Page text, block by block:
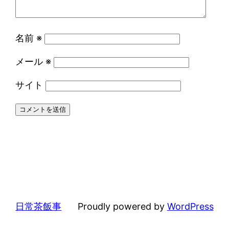
名前 ※
メール ※
サイト
日常茶飯事 Proudly powered by WordPress